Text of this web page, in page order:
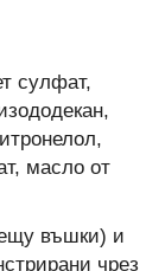
сулфат,
масло от
въшки) и
чрез